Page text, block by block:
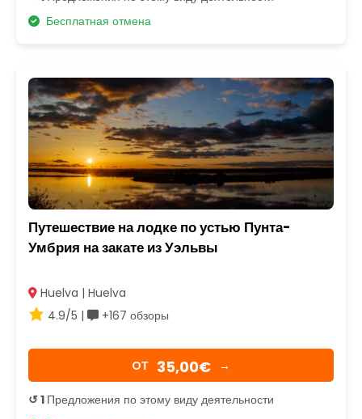
Бесплатная отмена
Путешествие на лодке по устью Пунта-
Умбрия на закате из Уэльвы
Huelva | Huelva
4.9/5 |
+167 обзоры
OТ 35,00€ →
↺ 1 Предложения по этому виду деятельности